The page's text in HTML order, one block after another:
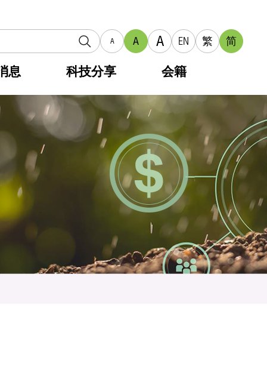
A A A EN 繁 简
息 科技分享 会籍